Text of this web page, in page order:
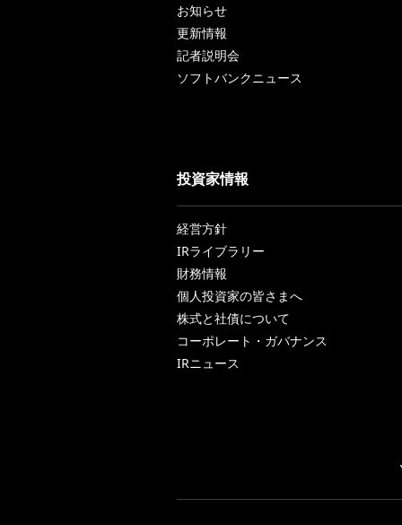
お知らせ
更新情報
記者説明会
ソフトバンクニュース
投資家情報
経営方針
IRライブラリー
財務情報
個人投資家の皆さまへ
株式と社債について
コーポレート・ガバナンス
IRニュース